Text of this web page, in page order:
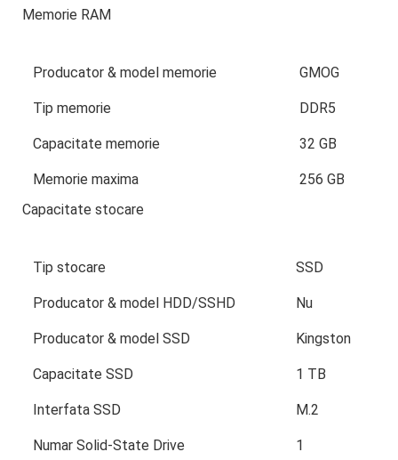
Memorie RAM
Producator & model memorie GMOG
Tip memorie DDR5
Capacitate memorie 32 GB
Memorie maxima
256 GB
Capacitate stocare
Tip stocare SSD
Producator & model HDD/SSHD Nu
Producator & model SSD Kingston
Capacitate SSD 1 TB
Interfata SSD M.2
Numar Solid-State Drive
1